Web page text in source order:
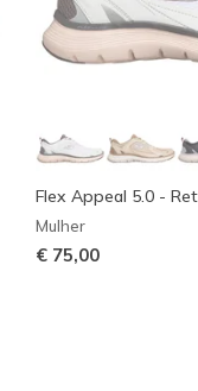
Flex Appeal 5.0 -
Mulher
€ 75,00